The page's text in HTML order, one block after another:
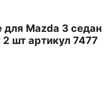
для Mazda 3 седан
шт артикул 7477